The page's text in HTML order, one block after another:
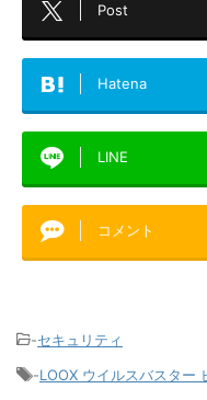
Post
Hatena
LINE
コメント
-セキュリティ
-LOOX ウイルスバスター